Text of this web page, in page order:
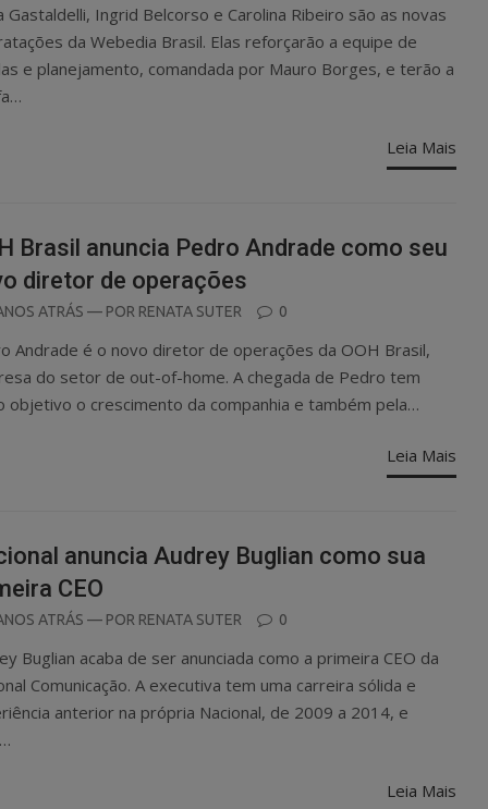
Gastaldelli, Ingrid Belcorso e Carolina Ribeiro são as novas
da Webedia Brasil. Elas reforçarão a equipe de
e planejamento, comandada por Mauro Borges, e terão a
Leia Mais
Brasil anuncia Pedro Andrade como seu
diretor de operações
ATRÁS — POR RENATA SUTER 0
Andrade é o novo diretor de operações da OOH Brasil,
do setor de out-of-home. A chegada de Pedro tem
objetivo o crescimento da companhia e também pela…
Leia Mais
anuncia Audrey Buglian como sua
CEO
ATRÁS — POR RENATA SUTER 0
Buglian acaba de ser anunciada como a primeira CEO da
Comunicação. A executiva tem uma carreira sólida e
anterior na própria Nacional, de 2009 a 2014, e
Leia Mais